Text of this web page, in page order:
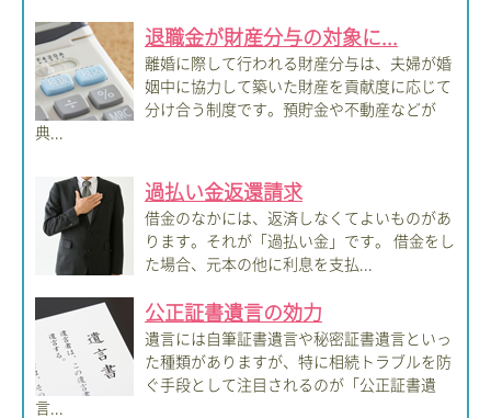
退職金が財産分与の対象に...
離婚に際して行われる財産分与は、夫婦が婚
姻中に協力して築いた財産を貢献度に応じて
分け合う制度です。預貯金や不動産などが
典...
過払い金返還請求
借金のなかには、返済しなくてよいものがあ
ります。それが「過払い金」です。 借金をし
た場合、元本の他に利息を支払...
公正証書遺言の効力
遺言には自筆証書遺言や秘密証書遺言といっ
た種類がありますが、特に相続トラブルを防
ぐ手段として注目されるのが「公正証書遺
言...